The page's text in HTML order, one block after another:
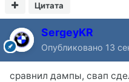
Цитата
SergeyKR
Опубликовано 13
сравнил дампы, свап